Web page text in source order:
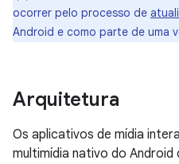
ocorrer pelo processo de
Android e como parte de uma
Arquitetura
Os aplicativos de mídia
multimídia nativo do